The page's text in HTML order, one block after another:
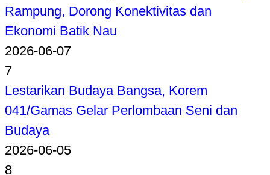
Rampung, Dorong Konektivitas dan
Ekonomi Batik Nau
2026-06-07
7
Lestarikan Budaya Bangsa, Korem
041/Gamas Gelar Perlombaan Seni dan
Budaya
2026-06-05
8